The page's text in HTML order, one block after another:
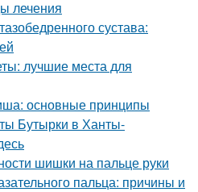
лечения
сустава:
лучшие места для
основные принципы
Бутырки в Ханты-
шишки на пальце руки
пальца: причины и